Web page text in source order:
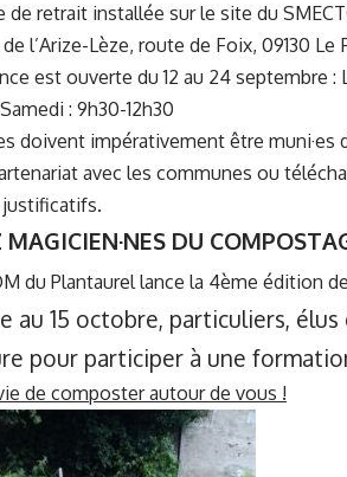
de retrait installée sur le site du
l’Arize-Lèze, route de Foix, 09130 Le
est ouverte du 12 au 24 septembre :
: 9h30-12h30
doivent impérativement être
avec les communes ou
MAGICIEN·NES DU
du Plantaurel lance la 4ème édition
au 15 octobre, particuliers,
pour participer à une
de composter autour de vous !